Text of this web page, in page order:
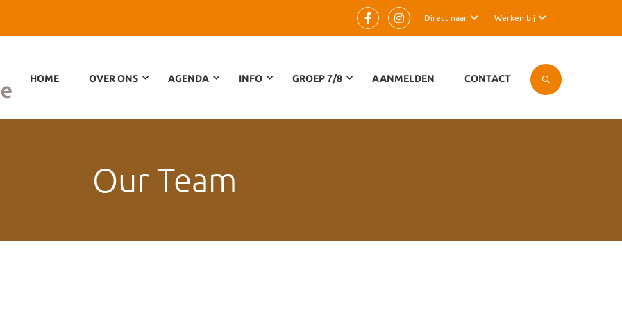
Werken bij
Direct naar
HOME OVER ONS AGENDA INFO GROEP 7/8 AANMELDEN CONTACT
Our Team